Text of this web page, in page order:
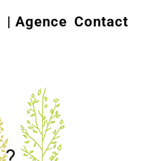
| Agence Contact